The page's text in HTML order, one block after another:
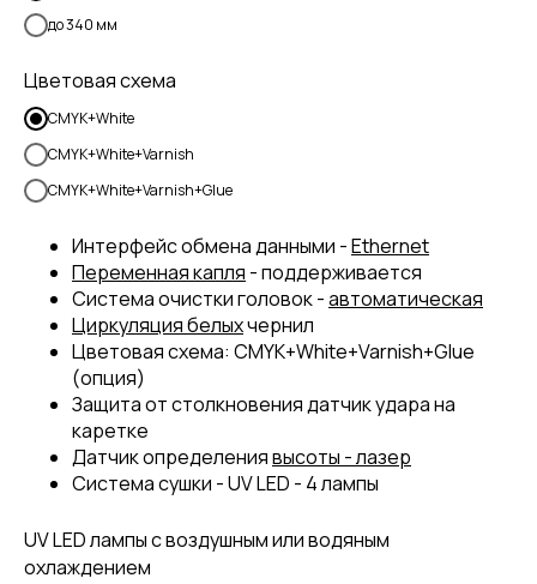
до 340 мм
Цветовая схема
CMYK+White
CMYK+White+Varnish
CMYK+White+Varnish+Glue
Интерфейс обмена данными -Ethernet
Переменная капля - поддерживается
Система очистки головок -автоматическая
Циркуляция белыхчернил
Цветовая схема: CMYK+White+Varnish+Glue
(опция)
Защита от столкновения датчик удара на
каретке
Датчик определениявысоты - лазер
Система сушки - UV LED - 4 лампы
UV LED лампы с воздушным или водяным
охлаждением